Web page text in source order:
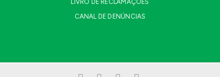
LIVRO DE RECLAMAÇÕES
CANAL DE DENÚNCIAS